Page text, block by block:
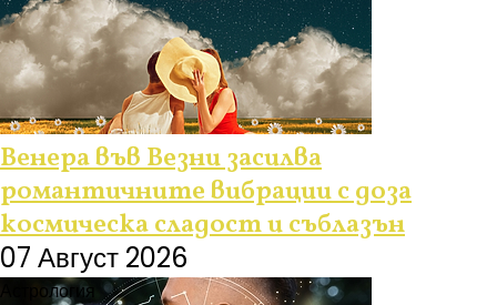
Венера във Везни засилва
романтичните вибрации с доза
космическа сладост и съблазън
07 Август 2026
Астрология